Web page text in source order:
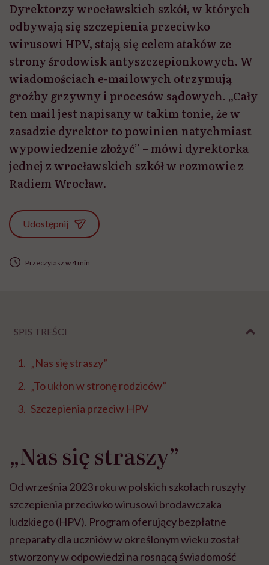
Dyrektorzy wrocławskich szkół, w których
odbywają się szczepienia przeciwko
wirusowi HPV, stają się celem ataków ze
strony środowisk antyszczepionkowych. W
wiadomościach e-mailowych otrzymują
groźby grzywny i procesów sądowych. „Cały
ten mail jest napisany w takim tonie, że w
zasadzie dyrektor to powinien natychmiast
wypowiedzenie złożyć” – mówi dyrektorka
jednej z wrocławskich szkół w rozmowie z
Radiem Wrocław.
Udostępnij
Przeczytasz w 4 min
SPIS TREŚCI
„Nas się straszy”
„To ukłon w stronę rodziców”
Szczepienia przeciw HPV
„Nas się straszy”
Od września 2023 roku w polskich szkołach ruszyły
szczepienia przeciwko wirusowi brodawczaka
ludzkiego (HPV). Program oferujący bezpłatne
preparaty dla uczniów w określonym wieku został
stworzony w odpowiedzi na rosnącą świadomość